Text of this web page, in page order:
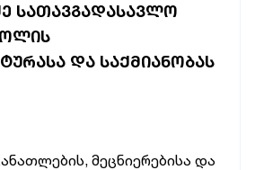
ᲡᲐᲗᲐᲕᲒᲐᲓᲐᲡᲐᲕᲚᲝ
ᲓᲐ ᲡᲐᲥᲛᲘᲐᲜᲝᲑᲐᲡ
მეცნიერებისა და